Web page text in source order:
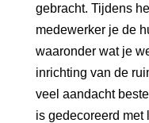
gebracht. Tijdens
medewerker je de
waaronder wat je
inrichting van de
veel aandacht
is gedecoreerd met